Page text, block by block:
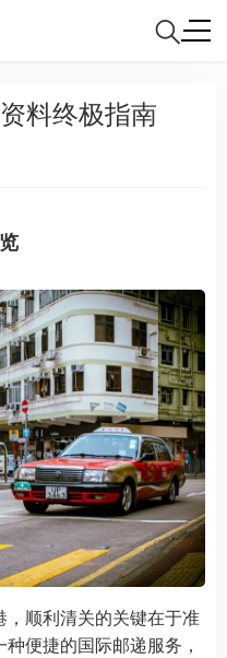
料终极指南
顺利清关的关键在于准
便捷的国际邮递服务，